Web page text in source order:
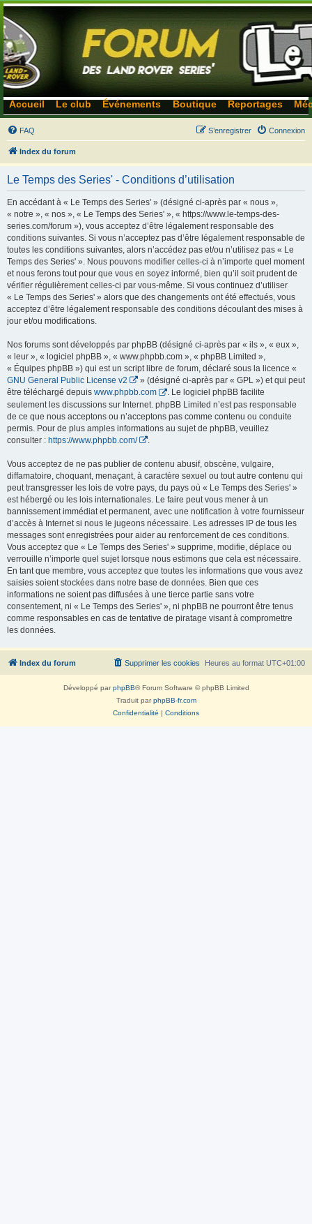
Accueil Le club Événements Boutique Reportages
FAQ Connexion
S’enregistrer
Index du forum
Le Temps des Series' - Conditions d’utilisation
En accédant à « Le Temps des Series' » (désigné ci-après par « nous »,
« notre », « nos », « Le Temps des Series' », « https://www.le-temps-des-
series.com/forum »), vous acceptez d’être légalement responsable des
conditions suivantes. Si vous n’acceptez pas d’être légalement responsable de
toutes les conditions suivantes, alors n’accédez pas et/ou n’utilisez pas « Le
Temps des Series' ». Nous pouvons modifier celles-ci à n’importe quel moment
et nous ferons tout pour que vous en soyez informé, bien qu’il soit prudent de
vérifier régulièrement celles-ci par vous-même. Si vous continuez d’utiliser
« Le Temps des Series' » alors que des changements ont été effectués, vous
acceptez d’être légalement responsable des conditions découlant des mises à
jour et/ou modifications.
Nos forums sont développés par phpBB (désigné ci-après par « ils », « eux »,
« leur », « logiciel phpBB », « www.phpbb.com », « phpBB Limited »,
« Équipes phpBB ») qui est un script libre de forum, déclaré sous la licence «
GNU General Public License v2
» (désigné ci-après par « GPL ») et qui peut
être téléchargé depuis www.phpbb.com
. Le logiciel phpBB facilite
seulement les discussions sur Internet. phpBB Limited n’est pas responsable
de ce que nous acceptons ou n’acceptons pas comme contenu ou conduite
permis. Pour de plus amples informations au sujet de phpBB, veuillez
consulter : https://www.phpbb.com/
Vous acceptez de ne pas publier de contenu abusif, obscène, vulgaire,
diffamatoire, choquant, menaçant, à caractère sexuel ou tout autre contenu qui
peut transgresser les lois de votre pays, du pays où « Le Temps des Series' »
est hébergé ou les lois internationales. Le faire peut vous mener à un
bannissement immédiat et permanent, avec une notification à votre fournisseur
d’accès à Internet si nous le jugeons nécessaire. Les adresses IP de tous les
messages sont enregistrées pour aider au renforcement de ces conditions.
Vous acceptez que « Le Temps des Series' » supprime, modifie, déplace ou
verrouille n’importe quel sujet lorsque nous estimons que cela est nécessaire.
En tant que membre, vous acceptez que toutes les informations que vous avez
saisies soient stockées dans notre base de données. Bien que ces
informations ne soient pas diffusées à une tierce partie sans votre
consentement, ni « Le Temps des Series' », ni phpBB ne pourront être tenus
comme responsables en cas de tentative de piratage visant à compromettre
les données.
Index du forum Heures au format UTC+01:00
Supprimer les cookies
Développé parphpBB® Forum Software © phpBB Limited
Traduit parphpBB-fr.com
Confidentialité | Conditions